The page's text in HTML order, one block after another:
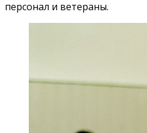
персонал и ветераны.